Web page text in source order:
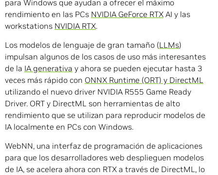
para Windows que ayudan a ofrecer el máximo
rendimiento en las PCs NVIDIA GeForce RTX AI y las
workstations NVIDIA RTX.
Los modelos de lenguaje de gran tamaño (LLMs)
impulsan algunos de los casos de uso más interesantes
de la IA generativa y ahora se pueden ejecutar hasta 3
veces más rápido con ONNX Runtime (ORT) y DirectML
utilizando el nuevo driver NVIDIA R555 Game Ready
Driver. ORT y DirectML son herramientas de alto
rendimiento que se utilizan para reproducir modelos de
IA localmente en PCs con Windows.
WebNN, una interfaz de programación de aplicaciones
para que los desarrolladores web desplieguen modelos
de IA, se acelera ahora con RTX a través de DirectML, lo